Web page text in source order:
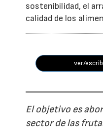
sostenibilidad, el
calidad de los
ver/
El objetivo es
sector de las